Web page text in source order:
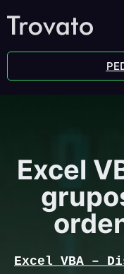
Excel
Excel VBA –